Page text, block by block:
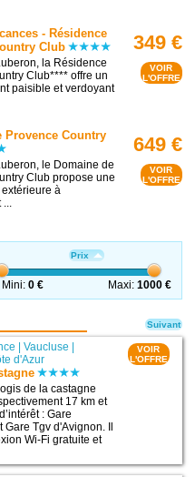
- Résidence
Club
la Résidence
Club**** offre un
paisible et verdoyant
349 €
VOIR
L'OFFRE
Provence Country
le Domaine de
Club propose une
à
...
649 €
VOIR
L'OFFRE
Prix
Mini:0 € Maxi: 1000 €
|Vaucluse |
d'Azur
de la castagne
17 km et
: Gare
Gare Tgv d'Avignon. Il
Wi-Fi gratuite et
VOIR
L'OFFRE
Suivant